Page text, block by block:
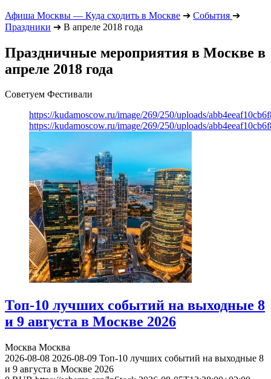
Афиша Москвы — Куда сходить в Москве ➔ События ➔
Праздники ➔ В апреле 2018 года
Праздничные мероприятия в Москве в
апреле 2018 года
Советуем Фестивали
https://kudamoscow.ru/image/269/250/uploads/
https://kudamoscow.ru/image/269/250/uploads/
Топ-10 лучших событий на выходные 8
и 9 августа в Москве 2026
Москва Москва
2026-08-08 2026-08-09 Топ-10 лучших событий на выходные 8
и 9 августа в Москве 2026